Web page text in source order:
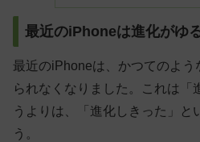
最近のiPhoneは進化がゆ
最近のiPhoneは、かつてのよう
られなくなりました。これは「
うよりは、「進化しきった」と
う。